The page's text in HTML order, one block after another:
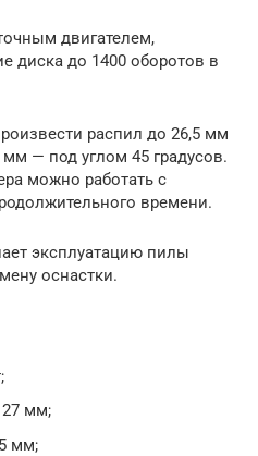
двигателем,
диска до 1400 оборотов в
распил до 26,5 мм
— под углом 45 градусов.
можно работать с
времени.
эксплуатацию пилы
оснастки.
мм;
мм;